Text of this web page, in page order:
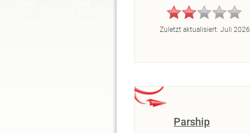
Zuletzt aktualisiert: Juli 2026
Parship